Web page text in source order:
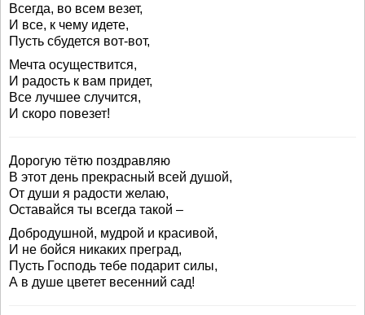
Всегда, во всем везет,
И все, к чему идете,
Пусть сбудется вот-вот,
Мечта осуществится,
И радость к вам придет,
Все лучшее случится,
И скоро повезет!
Дорогую тётю поздравляю
В этот день прекрасный всей душой,
От души я радости желаю,
Оставайся ты всегда такой –
Добродушной, мудрой и красивой,
И не бойся никаких преград,
Пусть Господь тебе подарит силы,
А в душе цветет весенний сад!